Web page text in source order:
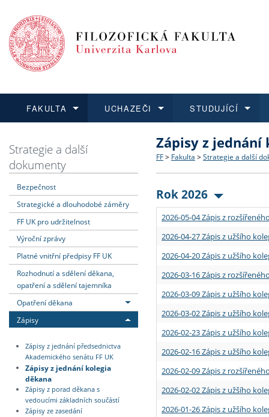
FAKULTA
Dozvědět se více
Struktura a historie
Strategie a další
Podpora a benefity pro
Absolventi fakulty
UCHAZEČI
Podat přihlášku
Co studovat a jak se
Učitelské studijní
Informace k průběhu
STUDUJÍCÍ
Dozvědět se více
Bakalářské a magisterské
Doktorské studium
Rigorózní řízení
Dozvědět se více
O vědě a výzkumu na FF
Akademické kvalifikace
Granty a projekty
Dozvědět se více
Aktuální nabídky a
Vyjíždějící studenti
Přijíždějící studenti
Vyjíždějící zaměstnanci
Strategie a další
dokumenty
Bezpečnost
Strategické a dlouhodobé záměry
FF UK pro udržitelnost
Výroční zprávy
Platné vnitřní předpisy FF UK
Rozhodnutí a sdělení děkana,
opatření a sdělení tajemníka
Opatření děkana
Zápisy
Zápisy z jednání předsednictva
Akademického senátu FF UK
Zápisy z jednání kolegia
děkana
Zápisy z porad děkana s
vedoucími základních součástí
Zápisy ze zasedání
Zápisy z jednání
FF > Fakulta > Strategie a další
Rok 2026
2026-05-04 Zápis z
2026-04-27 Zápis z užšího
2026-04-20 Zápis z užšího
2026-03-16 Zápis z
2026-03-09 Zápis z užšího
2026-03-02 Zápis z užšího
2026-02-23 Zápis z užšího
2026-02-16 Zápis z užšího
2026-02-09 Zápis z
2026-02-02 Zápis z užšího
2026-01-26 Zápis z užšího